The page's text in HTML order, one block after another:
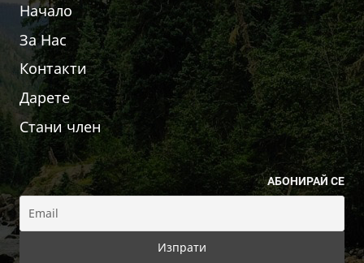
Начало
За Нас
Контакти
Дарете
Стани член
АБОНИРАЙ СЕ